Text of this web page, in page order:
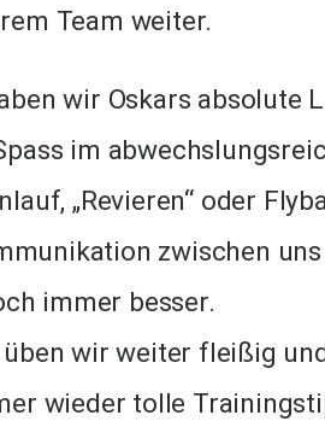
Team weiter.
wir Oskars absolute
im
„Revieren“ oder
zwischen uns
immer besser.
üben wir weiter fleißig
wieder tolle